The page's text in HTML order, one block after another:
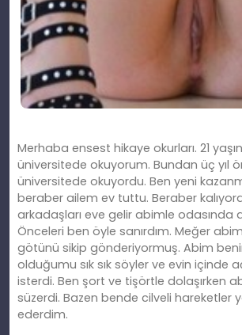
Merhaba ensest hikaye okurları. 21
üniversitede okuyorum. Bundan üç yıl
üniversitede okuyordu. Ben yeni
beraber ailem ev tuttu. Beraber
arkadaşları eve gelir abimle odasında
Önceleri ben öyle sanırdım. Meğer abim
götünü sikip gönderiyormuş. Abim
olduğumu sık sık söyler ve evin içinde
isterdi. Ben şort ve tişörtle dolaşırken
süzerdi. Bazen bende cilveli hareketler
ederdim.